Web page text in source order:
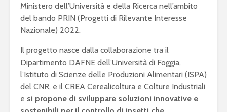
Ministero dell’Università e della Ricerca nell’ambito
del bando PRIN (Progetti di Rilevante Interesse
Nazionale) 2022.
Il progetto nasce dalla collaborazione tra il
Dipartimento DAFNE dell’Università di Foggia,
l’Istituto di Scienze delle Produzioni Alimentari (ISPA)
del CNR, e il CREA Cerealicoltura e Colture Industriali
e si propone di sviluppare soluzioni innovative e